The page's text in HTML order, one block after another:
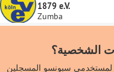
1879 e.V.
Zumba
الشخصية؟